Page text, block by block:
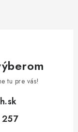
tu pre vás!